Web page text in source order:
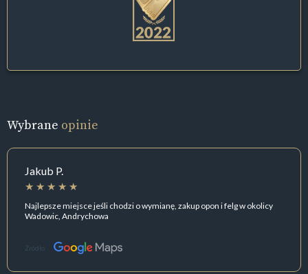
Wybrane opinie
Jakub P.
Najlepsze miejsce jeśli chodzi o wymianę, zakup opon i felg w okolicy
Wadowic, Andrychowa
Źródło: